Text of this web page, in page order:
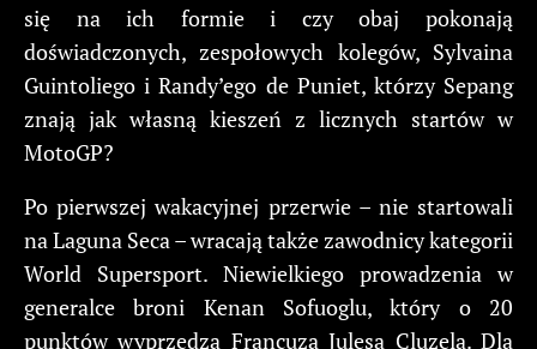
się na ich formie i czy obaj pokonają
doświadczonych, zespołowych kolegów, Sylvaina
Guintoliego i Randy’ego de Puniet, którzy Sepang
znają jak własną kieszeń z licznych startów w
MotoGP?
Po pierwszej wakacyjnej przerwie – nie startowali
na Laguna Seca – wracają także zawodnicy kategorii
World Supersport. Niewielkiego prowadzenia w
generalce broni Kenan Sofuoglu, który o 20
punktów wyprzedza Francuza Julesa Cluzela. Dla